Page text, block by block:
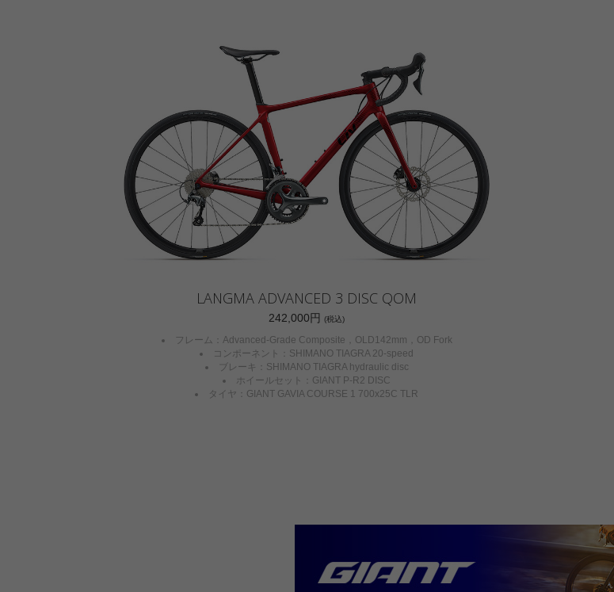
LANGMA ADVANCED 3 DISC QOM
242,000円 (税込)
フレーム：Advanced-Grade Composite，OLD142mm，OD Fork
コンポーネント：SHIMANO TIAGRA 20-speed
ブレーキ：SHIMANO TIAGRA hydraulic disc
ホイールセット：GIANT P-R2 DISC
タイヤ：GIANT GAVIA COURSE 1 700x25C TLR